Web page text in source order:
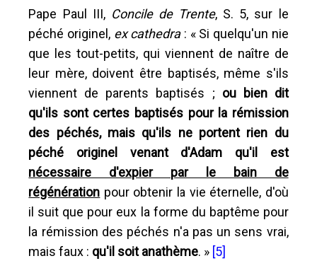
Pape Paul III, Concile de Trente, S. 5, sur le
péché originel, ex cathedra: « Si quelqu'un nie
que les tout-petits, qui viennent de naître de
leur mère, doivent être baptisés, même s'ils
viennent de parents baptisés ; ou bien dit
qu'ils sont certes baptisés pour la rémission
des péchés, mais qu'ils ne portent rien du
péché originel venant d'Adam qu'il est
nécessaire d'expier par le bain de
régénération pour obtenir la vie éternelle, d'où
il suit que pour eux la forme du baptême pour
la rémission des péchés n'a pas un sens vrai,
mais faux : qu'il soit anathème. » [5]